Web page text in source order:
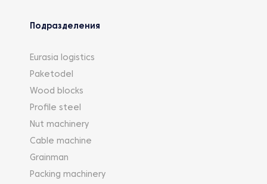
Подразделения
Eurasia logistics
Paketodel
Wood blocks
Profile steel
Nut machinery
Cable machine
Grainman
Packing machinery